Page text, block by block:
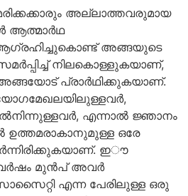
അല്ലാത്തവരുമായ
ആത്മാര്‍ഥ
അങ്ങയുടെ
നിലകൊള്ളുകയാണ്,
പ്രാര്‍ഥിക്കുകയാണ്.
എന്നാല്‍ ജ്ഞാനം
ഒരേ
ഇൗ
വര്‍ഷം മുന്‍പ് അവര്‍
എന്ന പേരിലുള്ള ഒരു